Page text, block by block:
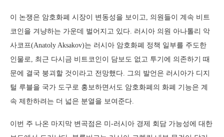
이 논쟁은 암호화폐 시장이 변동성을 보이고, 의원들이 계속 비트
코인을 겨냥하는 가운데 벌어지고 있다. 러시아 의원 아나톨리 악
사코프(Anatoly Aksakov)는 러시아 암호화폐 정책 일부를 주도한
인물로, 최근 다시금 비트코인이 담보도 없고 투기에 의존하기 때
문에 결국 붕괴할 것이라고 전망했다. 그의 발언은 러시아가 디지
털 루블을 국가 도구로 홍보하면서도 암호화폐의 화폐 기능은 계
속 제한하려는 더 넓은 분열을 보여준다.
이번 주 나온 마지막 변곡점은 미-러시아 경제 회담 가능성에 대한